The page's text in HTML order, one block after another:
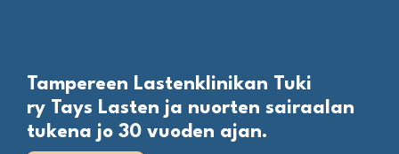
Tampereen Lastenklinikan Tuki
ry Tays Lasten ja nuorten sairaalan
tukena jo 30 vuoden ajan.